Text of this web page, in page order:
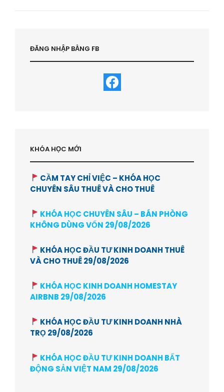
ĐĂNG NHẬP BẰNG FB
KHÓA HỌC MỚI
CẦM TAY CHỈ VIỆC – KHÓA HỌC
CHUYÊN SÂU THUÊ VÀ CHO THUÊ
KHÓA HỌC CHUYÊN SÂU – BÁN PHÒNG
KHÔNG DÙNG VỐN 29/08/2026
KHÓA HỌC ĐẦU TƯ KINH DOANH THUÊ
VÀ CHO THUÊ 29/08/2026
KHÓA HỌC KINH DOANH HOMESTAY
AIRBNB 29/08/2026
KHÓA HỌC ĐẦU TƯ KINH DOANH NHÀ
TRỌ 29/08/2026
KHÓA HỌC ĐẦU TƯ KINH DOANH BẤT
ĐỘNG SẢN VIỆT NAM 29/08/2026